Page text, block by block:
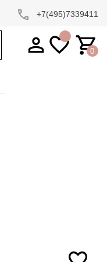
+7(495)7339411
0